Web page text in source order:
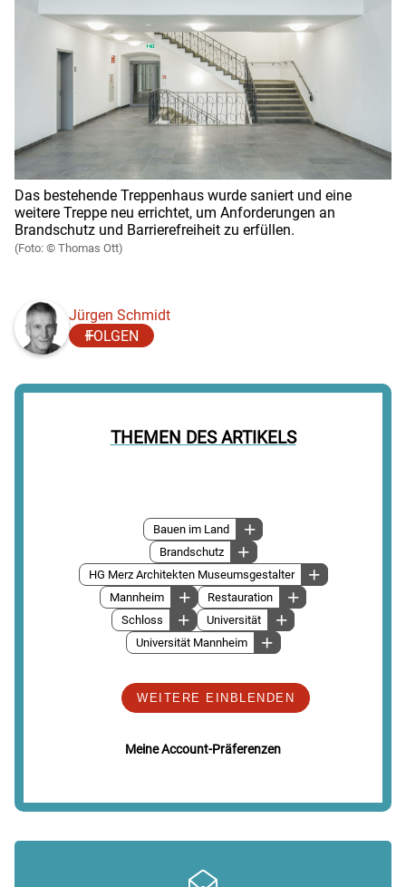
Das bestehende Treppenhaus wurde saniert und eine
weitere Treppe neu errichtet, um Anforderungen an
Brandschutz und Barrierefreiheit zu erfüllen.
Thomas Ott)
Jürgen Schmidt
FOLGEN
THEMEN DES ARTIKELS
Bauen im Land
Brandschutz
HG Merz Architekten Museumsgestalter
Mannheim
Restauration
Schloss
Universität
Universität Mannheim
WEITERE EINBLENDEN
Meine Account-Präferenzen